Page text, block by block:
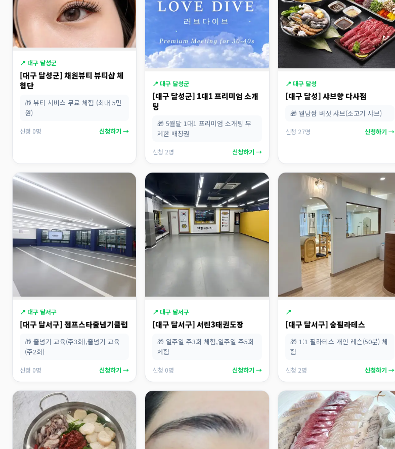
📍 대구 달성군
[대구 달성군] 채원뷰티 뷰티샵 체
험단
🎁 뷰티 서비스 무료 체험 (최대 5만
원)
신청 0명 신청하기 →
📍 대구 달성군
[대구 달성군] 1대1 프리미엄 소개
팅
🎁 5월달 1대1 프리미엄 소개팅 무
제한 매칭권
신청 2명 신청하기 →
📍 대구 달성
[대구 달성] 샤브향 다사점
🎁 월남쌈 버섯 샤브(소고기 샤브)
신청 27명 신청하기 →
📍 대구 달서구
[대구 달서구] 점프스타줄넘기클럽
🎁 줄넘기 교육(주3회),줄넘기 교육
(주2회)
신청 0명 신청하기 →
📍 대구 달서구
[대구 달서구] 서린3태권도장
🎁 일주일 주3회 체험,일주일 주5회
체험
신청 0명 신청하기 →
📍
[대구 달서구] 숨필라테스
🎁 1:1 필라테스 개인 레슨(50분) 체
험
신청 2명 신청하기 →